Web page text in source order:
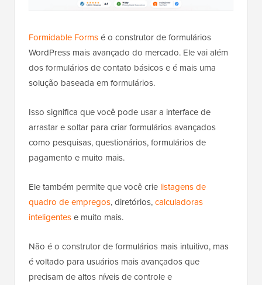
Formidable Formsé o construtor de formulários
WordPress mais avançado do mercado. Ele vai além
dos formulários de contato básicos e é mais uma
solução baseada em formulários.
Isso significa que você pode usar a interface de
arrastar e soltar para criar formulários avançados
como pesquisas, questionários, formulários de
pagamento e muito mais.
Ele também permite que você crie listagens de
quadro de empregos, diretórios,calculadoras
inteligentese muito mais.
Não é o construtor de formulários mais intuitivo, mas
é voltado para usuários mais avançados que
precisam de altos níveis de controle e